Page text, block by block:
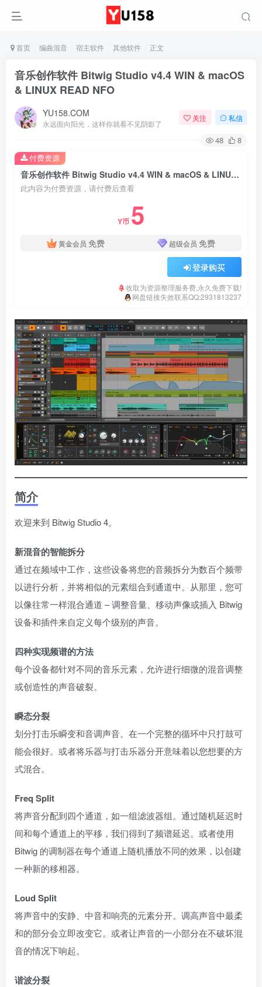
首页 编曲混音 宿主软件 其他软件 正文
音乐创作软件 Bitwig Studio v4.4 WIN & macOS
& LINUX READ NFO
YU158.COM
永远面向阳光，这样你就看不见阴影了
关注 私信
48 8
音乐创作软件 Bitwig Studio v4.4 WIN & macOS & LINUX READ NFO
此内容为付费资源，请付费后查看
Y币 5
黄金会员 免费 超级会员 免费
登录购买
收取为资源整理服务费,永久免费下载!
网盘链接失效联系QQ:2931813237
付费资源
简介
欢迎来到 Bitwig Studio 4。
新混音的智能拆分
通过在频域中工作，这些设备将您的音频拆分为数百个频带
以进行分析，并将相似的元素组合到通道中。从那里，您可
以像往常一样混合通道 – 调整音量、移动声像或插入 Bitwig
设备和插件来自定义每个级别的声音。
四种实现频谱的方法
每个设备都针对不同的音乐元素，允许进行细微的混音调整
或创造性的声音破裂。
瞬态分裂
划分打击乐瞬变和音调声音。在一个完整的循环中只打鼓可
能会很好。或者将乐器与打击乐器分开意味着以您想要的方
式混合。
Freq Split
将声音分配到四个通道，如一组滤波器组。通过随机延迟时
间和每个通道上的平移，我们得到了频谱延迟。或者使用
Bitwig 的调制器在每个通道上随机播放不同的效果，以创建
一种新的移相器。
Loud Split
将声音中的安静、中音和响亮的元素分开。调高声音中最柔
和的部分会立即改变它。或者让声音的一小部分在不破坏混
音的情况下响起。
谐波分裂